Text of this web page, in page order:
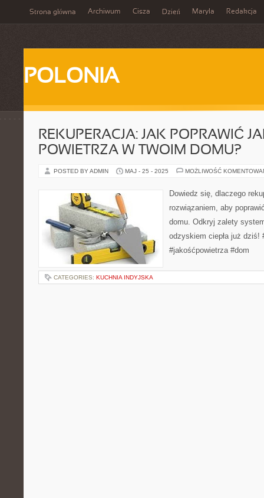
Strona główna Archiwum Cisza Dzień Maryla Redakcja
POLONIA
REKUPERACJA: JAK POPRAWIĆ
POWIETRZA W TWOIM DOMU?
POSTED BY ADMIN MAJ - 25 - 2025 MOŻLIWOŚĆ
Dowiedz się, dlaczego
rozwiązaniem, aby
domu. Odkryj zalety
odzyskiem ciepła już dziś!
#jakośćpowietrza #dom
CATEGORIES: KUCHNIA INDYJSKA